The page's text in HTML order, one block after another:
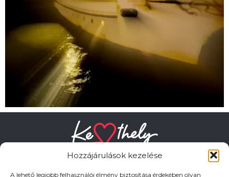
Hozzájárulások kezelése
A lehető legjobb felhasználói élmény biztosítása érdekében olyan